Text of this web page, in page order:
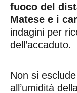
fuoco del
Matese e i
indagini per
dell’accaduto.
Non si
all’umidità